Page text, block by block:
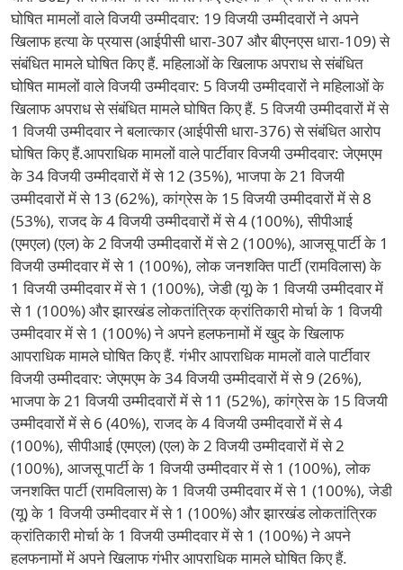
घोषित मामलों वाले विजयी उम्मीदवार: 19 विजयी उम्मीदवारों ने अपने
खिलाफ हत्या के प्रयास (आईपीसी धारा-307 और बीएनएस धारा-109) से
संबंधित मामले घोषित किए हैं. महिलाओं के खिलाफ अपराध से संबंधित
घोषित मामलों वाले विजयी उम्मीदवार: 5 विजयी उम्मीदवारों ने महिलाओं के
खिलाफ अपराध से संबंधित मामले घोषित किए हैं. 5 विजयी उम्मीदवारों में से
1 विजयी उम्मीदवार ने बलात्कार (आईपीसी धारा-376) से संबंधित आरोप
घोषित किए हैं.आपराधिक मामलों वाले पार्टीवार विजयी उम्मीदवार: जेएमएम
के 34 विजयी उम्मीदवारों में से 12 (35%), भाजपा के 21 विजयी
उम्मीदवारों में से 13 (62%), कांग्रेस के 15 विजयी उम्मीदवारों में से 8
(53%), राजद के 4 विजयी उम्मीदवारों में से 4 (100%), सीपीआई
(एमएल) (एल) के 2 विजयी उम्मीदवारों में से 2 (100%), आजसू पार्टी के 1
विजयी उम्मीदवार में से 1 (100%), लोक जनशक्ति पार्टी (रामविलास) के
1 विजयी उम्मीदवार में से 1 (100%), जेडी (यू) के 1 विजयी उम्मीदवार में
से 1 (100%) और झारखंड लोकतांत्रिक क्रांतिकारी मोर्चा के 1 विजयी
उम्मीदवार में से 1 (100%) ने अपने हलफनामों में खुद के खिलाफ
आपराधिक मामले घोषित किए हैं. गंभीर आपराधिक मामलों वाले पार्टीवार
विजयी उम्मीदवार: जेएमएम के 34 विजयी उम्मीदवारों में से 9 (26%),
भाजपा के 21 विजयी उम्मीदवारों में से 11 (52%), कांग्रेस के 15 विजयी
उम्मीदवारों में से 6 (40%), राजद के 4 विजयी उम्मीदवारों में से 4
(100%), सीपीआई (एमएल) (एल) के 2 विजयी उम्मीदवारों में से 2
(100%), आजसू पार्टी के 1 विजयी उम्मीदवार में से 1 (100%), लोक
जनशक्ति पार्टी (रामविलास) के 1 विजयी उम्मीदवार में से 1 (100%), जेडी
(यू) के 1 विजयी उम्मीदवार में से 1 (100%) और झारखंड लोकतांत्रिक
क्रांतिकारी मोर्चा के 1 विजयी उम्मीदवार में से 1 (100%) ने अपने
हलफनामों में अपने खिलाफ गंभीर आपराधिक मामले घोषित किए हैं.